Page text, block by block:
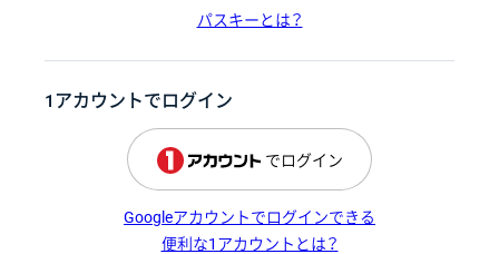
パスキーとは？
1アカウントでログイン
でログイン
Googleアカウントでログインできる
便利な1アカウントとは？